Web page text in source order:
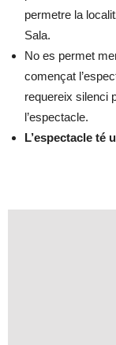
permetre la
Sala.
No es permet
començat
requereix silenci
l’espectacle.
L’espectacle té